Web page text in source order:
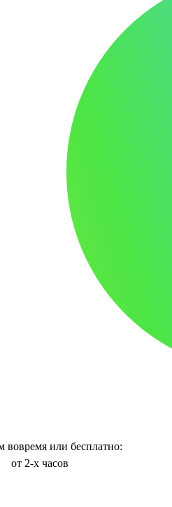
вовремя или бесплатно:
от 2-х часов